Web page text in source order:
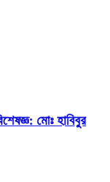
মোঃ হাবিবুর